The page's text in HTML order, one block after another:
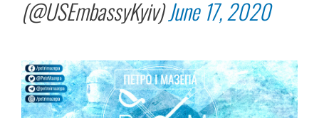
(@USEmbassyKyiv)June 17, 2020